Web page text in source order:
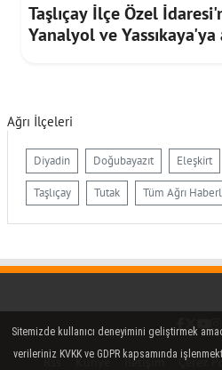
Taşlıçay İlçe Özel
Yanalyol ve
Ağrı İlçeleri
Diyadin Doğubayazıt Eleşkirt
Taşlıçay Tutak Tüm Ağrı
Rss Künye İletişim Çerez
Sitemizde kullanıcı deneyimini geliştirmek
verileriniz KVKK ve GDPR kapsamında